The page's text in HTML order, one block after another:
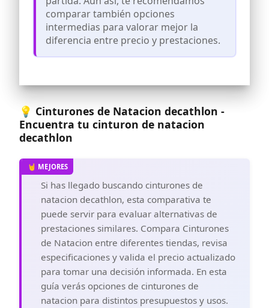
tiempo.
🔧【Material resistente para disfrute
prolongado】-Nuestros cinturones de
natación están fabricados con caucho
de banda de fijación prolonga
cinturón, asegurando así largas sesiones
de natación.
Nuestros cinturones de natación son
piscina y comienza el entrenamiento de
inmediato.
🏋️‍【Para todas las edades y todos los
estilos de natación】-Nuestro
entrenador de natación con elástico es
adecuado tanto para adultos como para
niños a partir de los 7 años que deseen
mejorar sus habilidades de natación o
realizar ejercicios de resistencia. Ya sea
estilo libre, espalda, braza o mariposa,
nuestro cinturón de natación es la
opción ideal para aquellos que deseen
comparar también opciones
intermedias para valorar mejor la
diferencia entre precio y prestaciones.
💡 Cinturones de Natacion decathlon -
Encuentra tu cinturon de natacion
decathlon
Si has llegado buscando cinturones de
natacion decathlon, esta comparativa te
puede servir para evaluar alternativas de
prestaciones similares. Compara Cinturones
de Natacion entre diferentes tiendas, revisa
especificaciones y valida el precio actualizado
para tomar una decisión informada. En esta
guía verás opciones de cinturones de
natacion para distintos presupuestos y usos.